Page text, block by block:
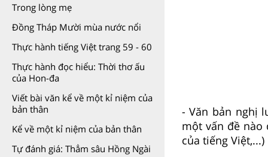
Trong lòng mẹ
Đồng Tháp Mười mùa nước nổi
Thực hành tiếng Việt trang 59 - 60
Thực hành đọc hiểu: Thời thơ ấu
của Hon-đa
Viết bài văn kể về một kỉ niệm của
bản thân
Kể về một kỉ niệm của bản thân
Tự đánh giá: Thẳm sâu Hồng Ngài
- Văn bản nghị
một vấn đề nào
của tiếng Việt,...)